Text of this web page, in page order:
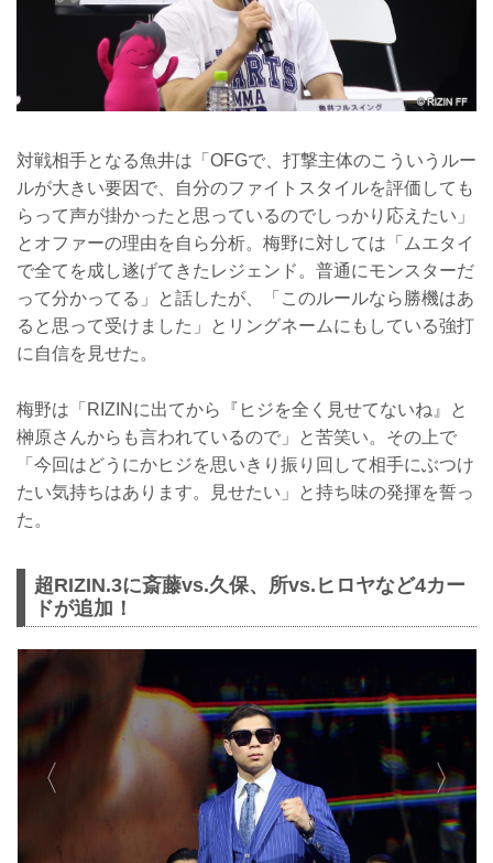
対戦相手となる魚井は「OFGで、打撃主体のこういうルー
ルが大きい要因で、自分のファイトスタイルを評価しても
らって声が掛かったと思っているのでしっかり応えたい」
とオファーの理由を自ら分析。梅野に対しては「ムエタイ
で全てを成し遂げてきたレジェンド。普通にモンスターだ
って分かってる」と話したが、「このルールなら勝機はあ
ると思って受けました」とリングネームにもしている強打
に自信を見せた。
梅野は「RIZINに出てから『ヒジを全く見せてないね』と
榊原さんからも言われているので」と苦笑い。その上で
「今回はどうにかヒジを思いきり振り回して相手にぶつけ
たい気持ちはあります。見せたい」と持ち味の発揮を誓っ
た。
超RIZIN.3に斎藤vs.久保、所vs.ヒロヤなど4カー
ドが追加！